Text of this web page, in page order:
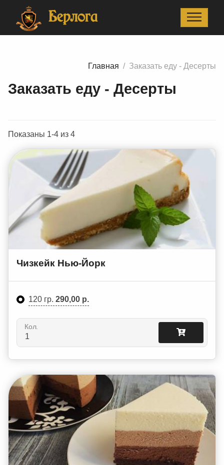
Берлога
Главная
Главная Заказать еду - Десерты
Заказать еду - Десерты
Показаны 1-4 из 4
Чизкейк Нью-Йорк
120 гр. 290,00 р.
Кол.